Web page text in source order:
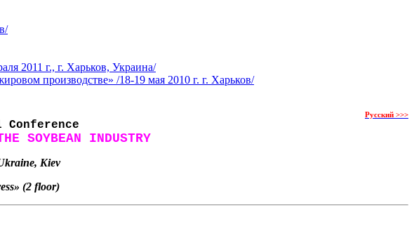
2011 г., г. Харьков, Украина/
производстве» /18-19 мая 2010 г. г. Харьков/
Русский >>>
SOYBEAN INDUSTRY
Kiev
(2 floor)